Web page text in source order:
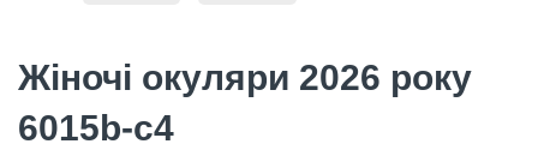
Жіночі окуляри 2026 року
6015b-c4